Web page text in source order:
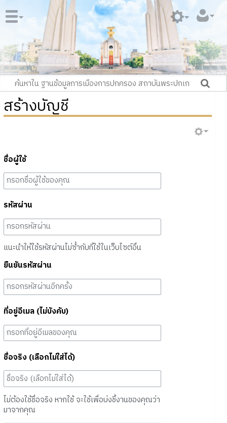
สร้างบัญชี
ชื่อผู้ใช้
รหัสผ่าน
แนะนำให้ใช้รหัสผ่านไม่ซ้ำกับที่ใช้ในเว็บไซต์อื่น
ยืนยันรหัสผ่าน
ที่อยู่อีเมล (ไม่บังคับ)
ชื่อจริง (เลือกไม่ใส่ได้)
ไม่ต้องใช้ชื่อจริง หากใช้ จะใช้เพื่อบ่งชี้งานของคุณว่า
มาจากคุณ